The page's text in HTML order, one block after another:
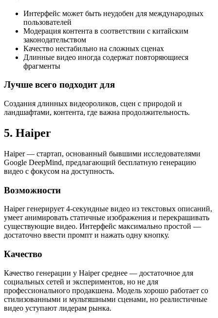
Интерфейс может быть неудобен для международных
пользователей
Модерация контента в соответствии с китайским
законодательством
Качество нестабильно на сложных сценах
Длинные видео иногда содержат повторяющиеся
фрагменты
Лучше всего подходит для
Создания длинных видеороликов, сцен с природой и
ландшафтами, контента, где важна продолжительность.
5. Haiper
Haiper — стартап, основанный бывшими исследователями
Google DeepMind, предлагающий бесплатную генерацию
видео с фокусом на доступность.
Возможности
Haiper генерирует 4-секундные видео из текстовых описаний,
умеет анимировать статичные изображения и перекрашивать
существующие видео. Интерфейс максимально простой —
достаточно ввести промпт и нажать одну кнопку.
Качество
Качество генерации у Haiper среднее — достаточное для
социальных сетей и экспериментов, но не для
профессионального продакшена. Модель хорошо работает со
стилизованными и мультяшными сценами, но реалистичные
видео уступают лидерам рынка.